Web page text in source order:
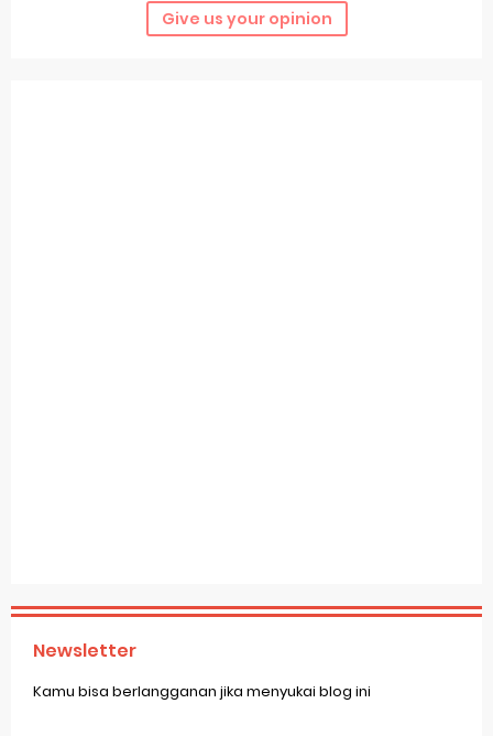
Give us your opinion
Newsletter
Kamu bisa berlangganan jika menyukai blog ini